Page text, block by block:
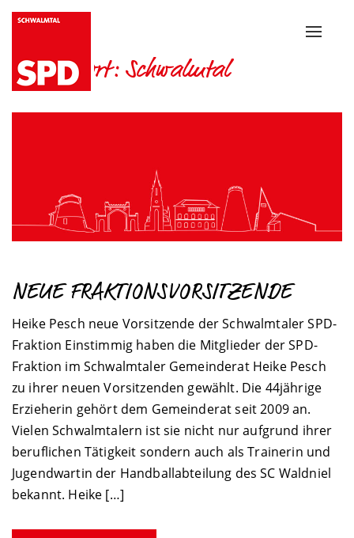
Toggle
Schlagwort:Schwalmtal
NEUE FRAKTIONSVORSITZENDE
Heike Pesch neue Vorsitzende der Schwalmtaler SPD-
Fraktion Einstimmig haben die Mitglieder der SPD-
Fraktion im Schwalmtaler Gemeinderat Heike Pesch
zu ihrer neuen Vorsitzenden gewählt. Die 44jährige
Erzieherin gehört dem Gemeinderat seit 2009 an.
Vielen Schwalmtalern ist sie nicht nur aufgrund ihrer
beruflichen Tätigkeit sondern auch als Trainerin und
Jugendwartin der Handballabteilung des SC Waldniel
bekannt. Heike […]